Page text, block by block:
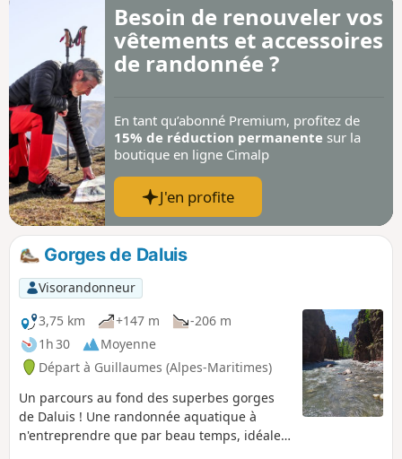
Besoin de renouveler vos
vêtements et accessoires
de randonnée ?
En tant qu’abonné Premium, profitez de
15% de réduction permanente sur la
boutique en ligne Cimalp
J'en profite
Gorges de Daluis
Visorandonneur
3,75 km
+147 m
-206 m
1h 30
Moyenne
Départ à Guillaumes (Alpes-Maritimes)
Un parcours au fond des superbes gorges
de Daluis ! Une randonnée aquatique à
n'entreprendre que par beau temps, idéale